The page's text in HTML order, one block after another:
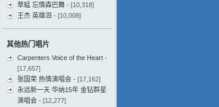
草蜢 忘情森巴舞 - [10,318]
王杰 英雄泪 - [10,008]
其他热门唱片
Carpenters Voice of the Heart -
[17,657]
张国荣 热情演唱会 - [17,162]
永远新一天 华纳15年 金钻群星
演唱会 - [12,277]